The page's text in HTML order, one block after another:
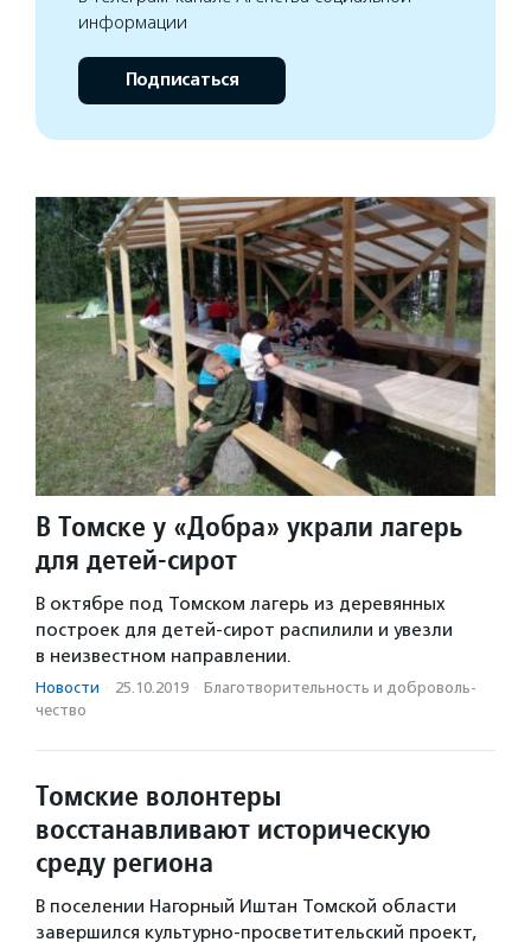
информации
Подписаться
В Томске у «Добра» украли лагерь
для детей-сирот
В октябре под Томском лагерь из деревянных
построек для детей-сирот распилили и увезли
в неизвестном направлении.
Новости · 25.10.2019 · Благотвори­тель­ность и доброволь­
чест­во
Томские волонтеры
восстанавливают историческую
среду региона
В поселении Нагорный Иштан Томской области
завершился культурно-просветительский проект,